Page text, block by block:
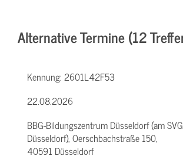
Alternative Termine (12
Kennung:2601L42F53
22.08.2026
BBG-Bildungszentrum Düsseldorf (am
Düsseldorf), Oerschbachstraße 150,
40591 Düsseldorf